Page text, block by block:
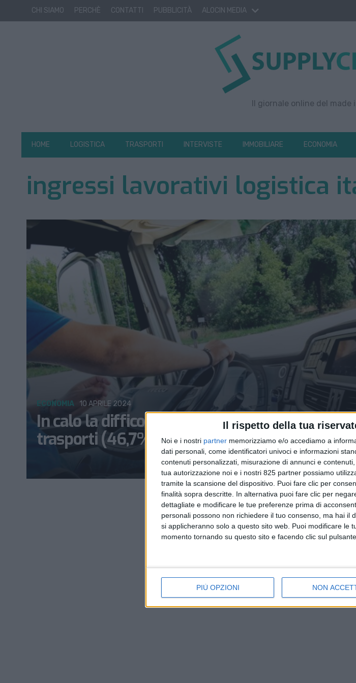
Il rispetto della tua
Noi e i nostri partner memorizziamo e/o accediamo a
dati personali, come identificatori univoci e informazioni
contenuti personalizzati, misurazione di annunci e
tua autorizzazione noi e i nostri 825 partner possiamo
tramite la scansione del dispositivo. Puoi fare clic per
finalità sopra descritte. In alternativa puoi fare clic per
dettagliate e modificare le tue preferenze prima di
personali possono non richiedere il tuo consenso, ma hai
si applicheranno solo a questo sito web. Puoi modificare le
momento tornando su questo sito e facendo clic sul
PIÙ OPZIONI NON
CHI SIAMO PERCHÈ CONTATTI PUBBLICITÀ ALOCIN MEDIA
Il giornale online del made
HOME LOGISTICA TRASPORTI INTERVISTE IMMOBILIARE ECONOMIA
ingressi lavorativi logistica
In calo la difficoltà nel reperimento di
trasporti (46,7%)
ECONOMIA 10 APRILE 2024